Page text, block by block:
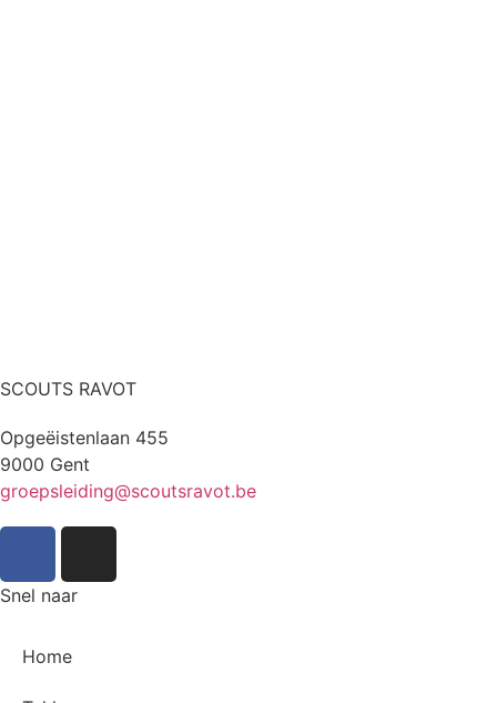
SCOUTS RAVOT
Opgeëistenlaan 455
9000 Gent
groepsleiding@scoutsravot.be
Snel naar
Home